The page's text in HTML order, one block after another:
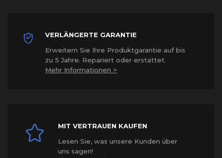
VERLÄNGERTE GARANTIE
Erweitern Sie Ihre Produktgarantie auf bis
zu 5 Jahre. Repariert oder erstattet.
Mehr Informationen >
MIT VERTRAUEN KAUFEN
Lesen Sie, was unsere Kunden über
uns sagen!